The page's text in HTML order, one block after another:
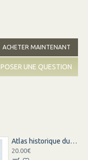
ACHETER MAINTENANT
POSER UNE QUESTION
Atlas historique du sucre a l'ile bourbon …
20.00€